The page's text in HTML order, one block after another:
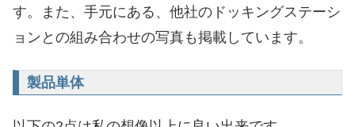
す。また、手元にある、他社のドッキングステーシ
ョンとの組み合わせの写真も掲載しています。
製品単体